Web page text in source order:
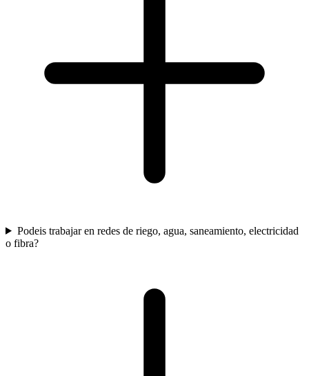
Podeis trabajar en redes de riego, agua, saneamiento, electricidad
o fibra?